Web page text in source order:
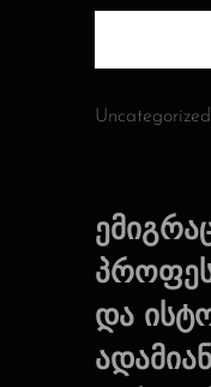
Uncategorized
და